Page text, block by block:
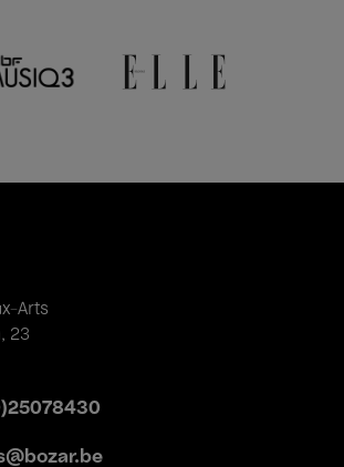
Arts
23